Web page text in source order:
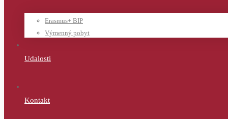
Erasmus+ BIP
Výmenný pobyt
Udalosti
Kontakt